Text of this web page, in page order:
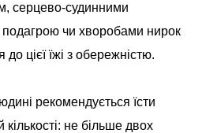
серцево-судинними
чи хворобами нирок
цієї їжі з обережністю.
рекомендується їсти
кількості: не більше двох